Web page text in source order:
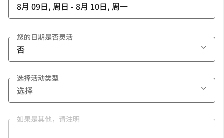
您的日期是否灵活
选择活动类型
如果是其他，请注明